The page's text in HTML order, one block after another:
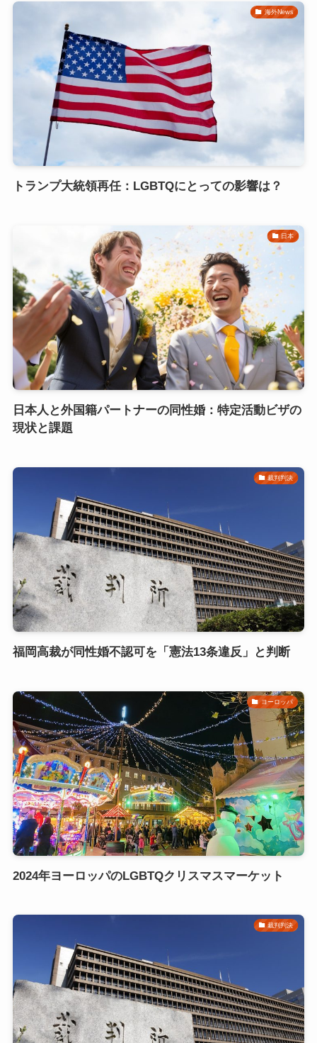
海外News
トランプ大統領再任：LGBTQにとっての影響は？
日本
日本人と外国籍パートナーの同性婚：特定活動ビザの
現状と課題
裁判判決
福岡高裁が同性婚不認可を「憲法13条違反」と判断
ヨーロッパ
2024年ヨーロッパのLGBTQクリスマスマーケット
裁判判決